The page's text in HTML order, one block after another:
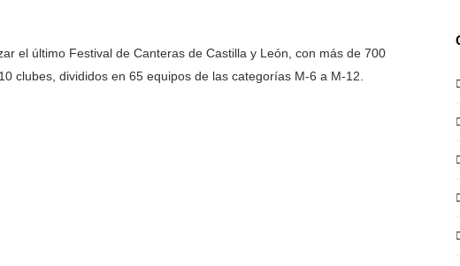
el último Festival de Canteras de Castilla y León, con más de 700
clubes, divididos en 65 equipos de las categorías M-6 a M-12.